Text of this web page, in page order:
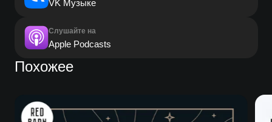
VK Музыке
Слушайте на
Apple Podcasts
Похожее